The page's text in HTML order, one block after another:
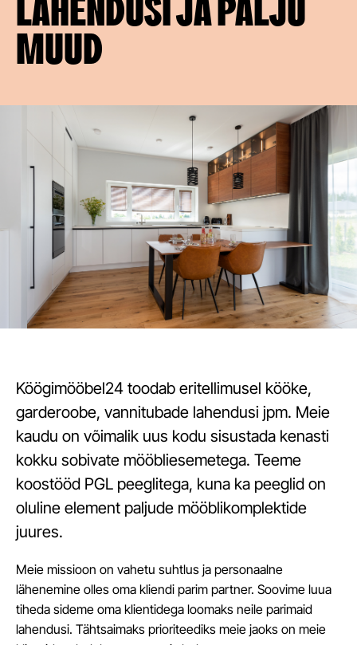
LAHENDUSI JA PALJU
MUUD
Köögimööbel24 toodab eritellimusel kööke,
garderoobe, vannitubade lahendusi jpm. Meie
kaudu on võimalik uus kodu sisustada kenasti
kokku sobivate mööbliesemetega. Teeme
koostööd PGL peeglitega, kuna ka peeglid on
oluline element paljude mööblikomplektide
juures.
Meie missioon on vahetu suhtlus ja personaalne
lähenemine olles oma kliendi parim partner. Soovime luua
tiheda sideme oma klientidega loomaks neile parimaid
lahendusi. Tähtsaimaks prioriteediks meie jaoks on meie